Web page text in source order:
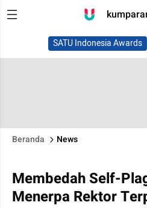
SATU Indonesia Awards
Beranda News
Membedah Self-
Menerpa Rektor